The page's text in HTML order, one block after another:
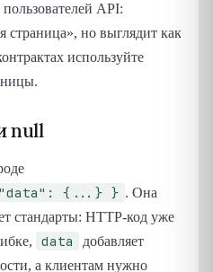
API:
страница», но выглядит как
используйте
null
"data": {...} } . Она
стандарты: HTTP-код уже
data
добавляет
а клиентам нужно